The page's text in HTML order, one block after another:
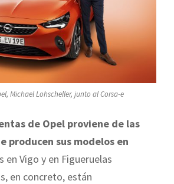
Michael Lohscheller, junto al Corsa-e
de Opel proviene de las
producen sus modelos en
en Vigo y en Figueruelas
en concreto, están